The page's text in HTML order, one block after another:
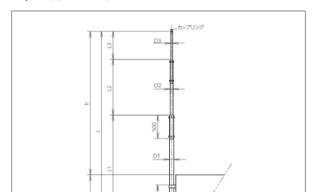
会社案内
建設サイト・シリーズの 個人データの共同利用について